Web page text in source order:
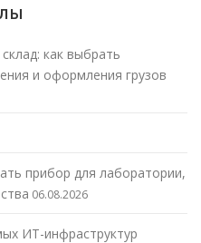
как выбрать
и оформления грузов
прибор для лаборатории,
06.08.2026
ИТ-инфраструктур